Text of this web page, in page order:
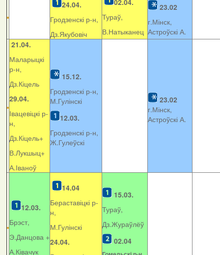
24.04.
Гродзенскі р-н,
Дз.Якубовіч
02.04.
Тураў,
В.Натыканец
23.02
г.Мінск,
Астроўскі А.
21.04.
Маларыцкі
р-н,
Дз.Кіцель
29.04.
Івацевіцкі р-
н,
Дз.Кіцель+
В.Лукшыц+
А.Іваноў
15.12.
Гродзенскі р-н,
М.Гулінскі
12.03.
Гродзенскі р-н,
Ж.Гулеўскі
23.02
г.Мінск,
Астроўскі А.
12.03.
Брэст,
Э.Данцова +
А.Ківачук
14.04
Бераставіцкі р-
н,
М.Гулінскі
24.04.
15.03.
Тураў,
Дз.Жураўлёў
02.04